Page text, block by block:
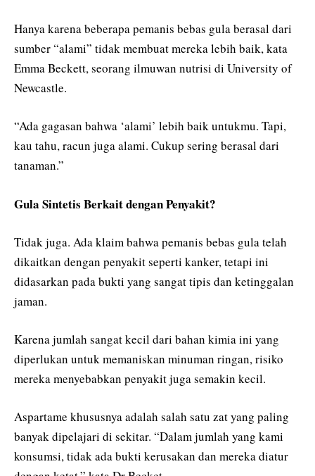
Hanya karena beberapa pemanis bebas gula berasal dari
sumber “alami” tidak membuat mereka lebih baik, kata
Emma Beckett, seorang ilmuwan nutrisi di University of
Newcastle.
“Ada gagasan bahwa ‘alami’ lebih baik untukmu. Tapi,
kau tahu, racun juga alami. Cukup sering berasal dari
tanaman.”
Gula Sintetis Berkait dengan Penyakit?
Tidak juga. Ada klaim bahwa pemanis bebas gula telah
dikaitkan dengan penyakit seperti kanker, tetapi ini
didasarkan pada bukti yang sangat tipis dan ketinggalan
jaman.
Karena jumlah sangat kecil dari bahan kimia ini yang
diperlukan untuk memaniskan minuman ringan, risiko
mereka menyebabkan penyakit juga semakin kecil.
Aspartame khususnya adalah salah satu zat yang paling
banyak dipelajari di sekitar. “Dalam jumlah yang kami
konsumsi, tidak ada bukti kerusakan dan mereka diatur